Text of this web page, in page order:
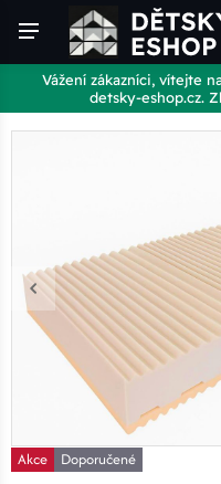
Vážení zákazníci, vítejte
detsky-eshop.cz.
Akce Doporučené